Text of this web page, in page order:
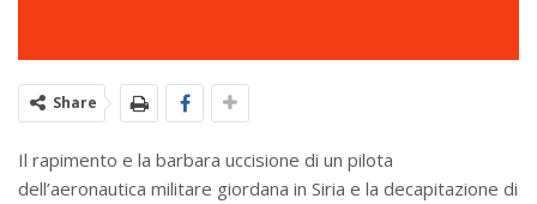
Share
Il rapimento e la barbara uccisione di un pilota
dell’aeronautica militare giordana in Siria e la decapitazione di